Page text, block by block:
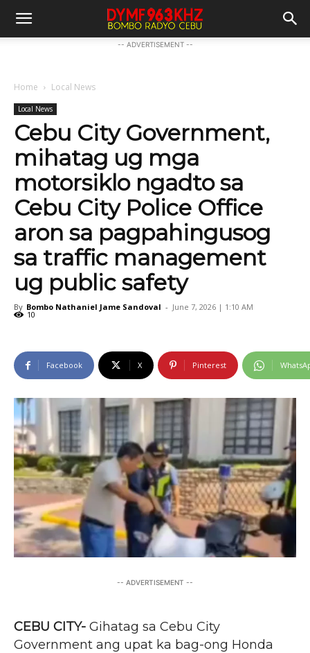
-- ADVERTISEMENT --
Home Local News
Local News
Cebu City Government,
mihatag ug mga
motorsiklo ngadto sa
Cebu City Police Office
aron sa pagpahingusog
sa traffic management
ug public safety
By Bombo Nathaniel Jame Sandoval - June 7, 2026 | 1:10 AM
10
Facebook X Pinterest
-- ADVERTISEMENT --
CEBU CITY- Gihatag sa Cebu City
Government ang upat ka bag-ong Honda